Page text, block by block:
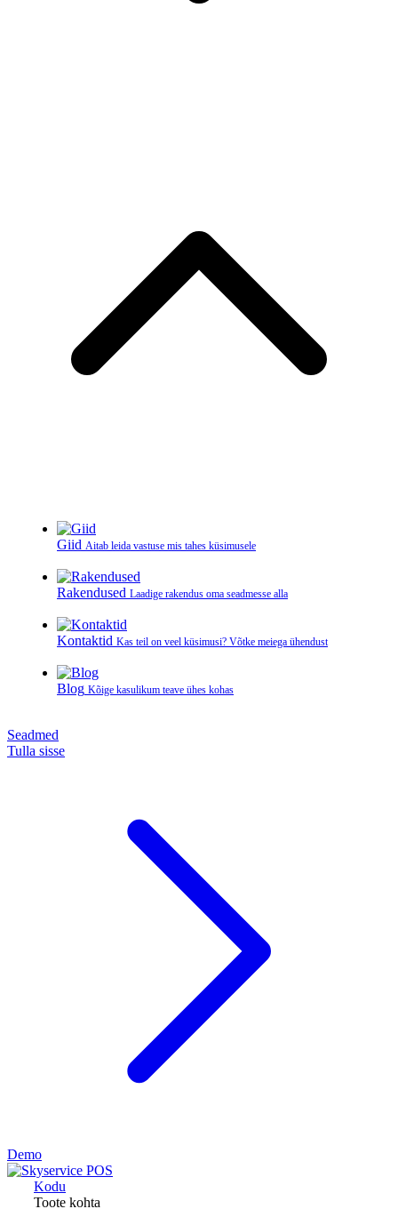
Giid Aitab leida vastuse mis tahes küsimusele
Rakendused Laadige rakendus oma seadmesse alla
Kontaktid Kas teil on veel küsimusi? Võtke meiega ühendust
Blog Kõige kasulikum teave ühes kohas
Seadmed
Tulla sisse
Demo
Kodu
Toote kohta